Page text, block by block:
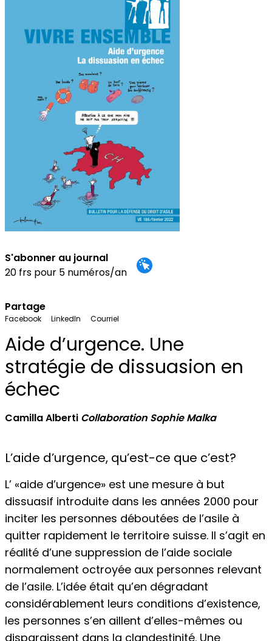
S'abonner au journal
20 frs pour 5 numéros/an
Partage
Facebook LinkedIn Courriel
Aide d’urgence. Une
stratégie de dissuasion en
échec
Camilla Alberti Collaboration Sophie Malka
L’aide d’urgence, qu’est-ce que c’est?
L’ «aide d’urgence» est une mesure à but
dissuasif introduite dans les années 2000 pour
inciter les personnes déboutées de l’asile à
quitter rapidement le territoire suisse. Il s’agit en
réalité d’une suppression de l’aide sociale
normalement octroyée aux personnes relevant
de l’asile. L’idée était qu’en dégradant
considérablement leurs conditions d’existence,
les personnes s’en aillent d’elles-mêmes ou
disparaissent dans la clandestinité. Une